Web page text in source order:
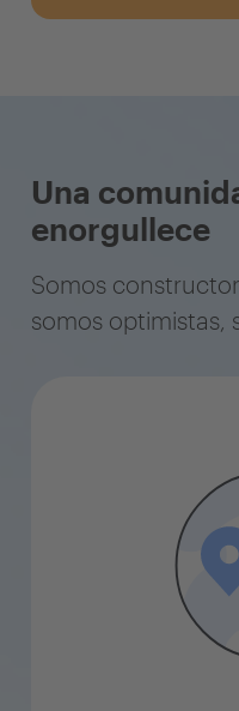
Una
enorgullece
Somos
somos optimistas,